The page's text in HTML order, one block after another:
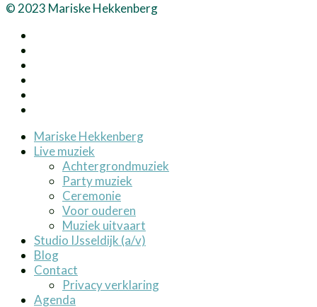
© 2023 Mariske Hekkenberg
Mariske Hekkenberg
Live muziek
Achtergrondmuziek
Party muziek
Ceremonie
Voor ouderen
Muziek uitvaart
Studio IJsseldijk (a/v)
Blog
Contact
Privacy verklaring
Agenda